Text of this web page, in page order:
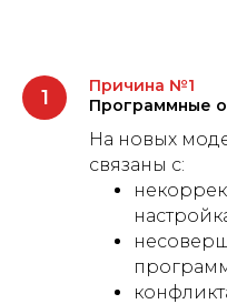
Причина №1
Программные
На новых
связаны с: